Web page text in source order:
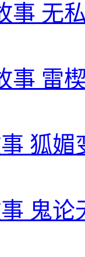
事 无
事 雷
狐
鬼